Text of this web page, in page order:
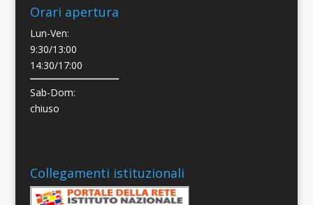
Orari apertura
Lun-Ven:
9:30/13:00
14:30/17:00
Sab-Dom:
chiuso
Collegamenti istituzionali